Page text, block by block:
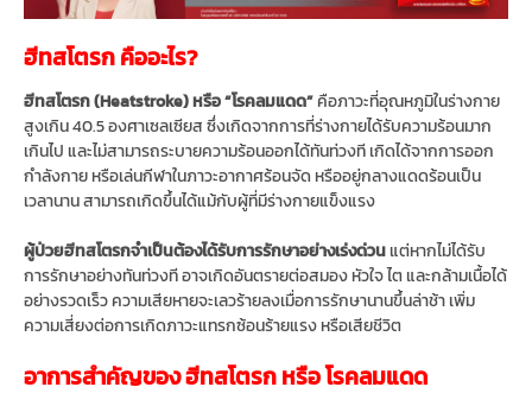
ฮีทสโตรก คืออะไร?
ฮีทสโตรก (Heatstroke) หรือ “โรคลมแดด” คือภาวะที่อุณหภูมิในร่างกาย
สูงเกิน 40.5 องศาเซลเซียส ซึ่งเกิดจากการที่ร่างกายได้รับความร้อนมาก
เกินไป และไม่สามารถระบายความร้อนออกได้ทันท่วงที เกิดได้จากการออก
กำลังกาย หรือเล่นกีฬาในภาวะอากาศร้อนจัด หรืออยู่กลางแดดร้อนเป็น
เวลานาน สามารถเกิดขึ้นได้แม้กับผู้ที่มีร่างกายแข็งแรง
ผู้ป่วยฮีทสโตรกจำเป็นต้องได้รับการรักษาอย่างเร่งด่วน แต่หากไม่ได้รับ
การรักษาอย่างทันท่วงที อาจเกิดอันตรายต่อสมอง หัวใจ ไต และกล้ามเนื้อได้
อย่างรวดเร็ว ความเสียหายจะเลวร้ายลงเมื่อการรักษานานขึ้นล่าช้า เพิ่ม
ความเสี่ยงต่อการเกิดภาวะแทรกซ้อนร้ายแรง หรือเสียชีวิต
อาการสำคัญของ ฮีทสโตรก หรือ โรคลมแดด